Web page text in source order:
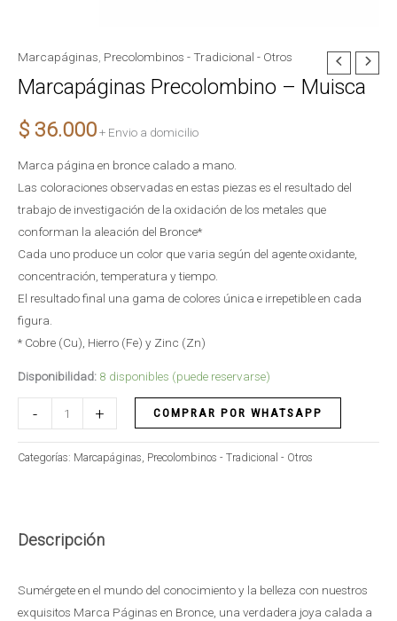
Marcapáginas Precolombinos - Tradicional - Otros
Marcapáginas Precolombino – Muisca
$ 36.000+ Envio a domicilio
Marca página en bronce calado a mano.
Las coloraciones observadas en estas piezas es el resultado del
trabajo de investigación de la oxidación de los metales que
conforman la aleación del Bronce*
Cada uno produce un color que varia según del agente oxidante,
concentración, temperatura y tiempo.
El resultado final una gama de colores única e irrepetible en cada
figura.
* Cobre (Cu), Hierro (Fe) y Zinc (Zn)
Disponibilidad: 8 disponibles (puede reservarse)
-
Marcapáginas
Precolombino
Muisca
+ COMPRAR POR WHATSAPP
Categorías: Marcapáginas, Precolombinos - Tradicional - Otros
Descripción
Sumérgete en el mundo del conocimiento y la belleza con nuestros
exquisitos Marca Páginas en Bronce, una verdadera joya calada a